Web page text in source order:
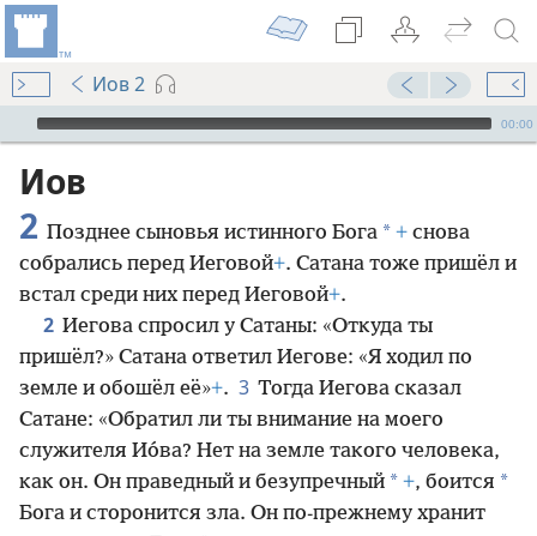
Иов 2
Audio Player
00:00
Иов
2 Позднее сыновья истинного Бога * + снова
собрались перед Иеговой+. Сатана тоже пришёл и
встал среди них перед Иеговой+.
2 Иегова спросил у Сатаны: «Откуда ты
пришёл?» Сатана ответил Иегове: «Я ходил по
земле и обошёл её»+. 3 Тогда Иегова сказал
Сатане: «Обратил ли ты внимание на моего
служителя Ио́ва? Нет на земле такого человека,
как он. Он праведный и безупречный * +, боится *
Бога и сторонится зла. Он по-прежнему хранит